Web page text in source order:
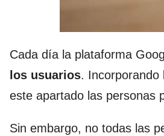
Cada día la plataforma
los usuarios. Incorporando
este apartado las personas
Sin embargo, no todas las